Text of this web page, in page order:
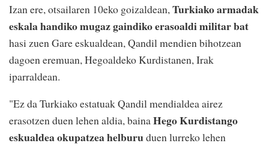
Izan ere, otsailaren 10eko goizaldean, Turkiako armadak
eskala handiko mugaz gaindiko erasoaldi militar bat
hasi zuen Gare eskualdean, Qandil mendien bihotzean
dagoen eremuan, Hegoaldeko Kurdistanen, Irak
iparraldean.
"Ez da Turkiako estatuak Qandil mendialdea airez
erasotzen duen lehen aldia, bainaHego Kurdistango
eskualdea okupatzea helburuduen lurreko lehen